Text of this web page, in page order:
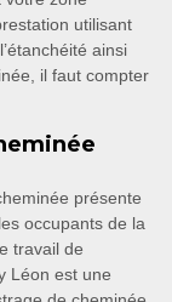
utilisant
ainsi
il faut compter
présente
occupants de la
travail de
Léon est une